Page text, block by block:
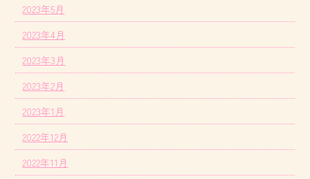
2023年5月
2023年4月
2023年3月
2023年2月
2023年1月
2022年12月
2022年11月